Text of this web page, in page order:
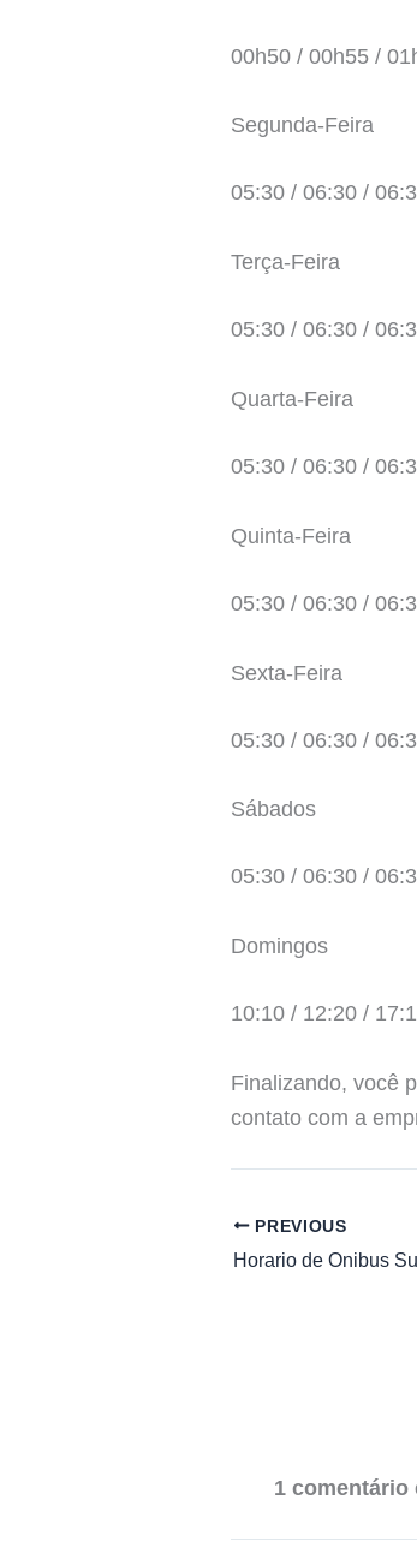
00h50 / 00h55 /
Segunda-Feira
05:30 / 06:30 /
Terça-Feira
05:30 / 06:30 /
Quarta-Feira
05:30 / 06:30 /
Quinta-Feira
05:30 / 06:30 /
Sexta-Feira
05:30 / 06:30 /
Sábados
05:30 / 06:30 /
Domingos
10:10 / 12:20 /
Finalizando, você
contato com a
PREVIOUS
1 comentário